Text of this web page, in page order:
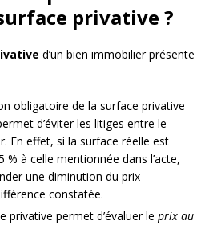
privative ?
d’un bien immobilier présente
obligatoire de la surface privative
d’éviter les litiges entre le
En effet, si la surface réelle est
% à celle mentionnée dans l’acte,
une diminution du prix
constatée.
privative permet d’évaluer le prix au